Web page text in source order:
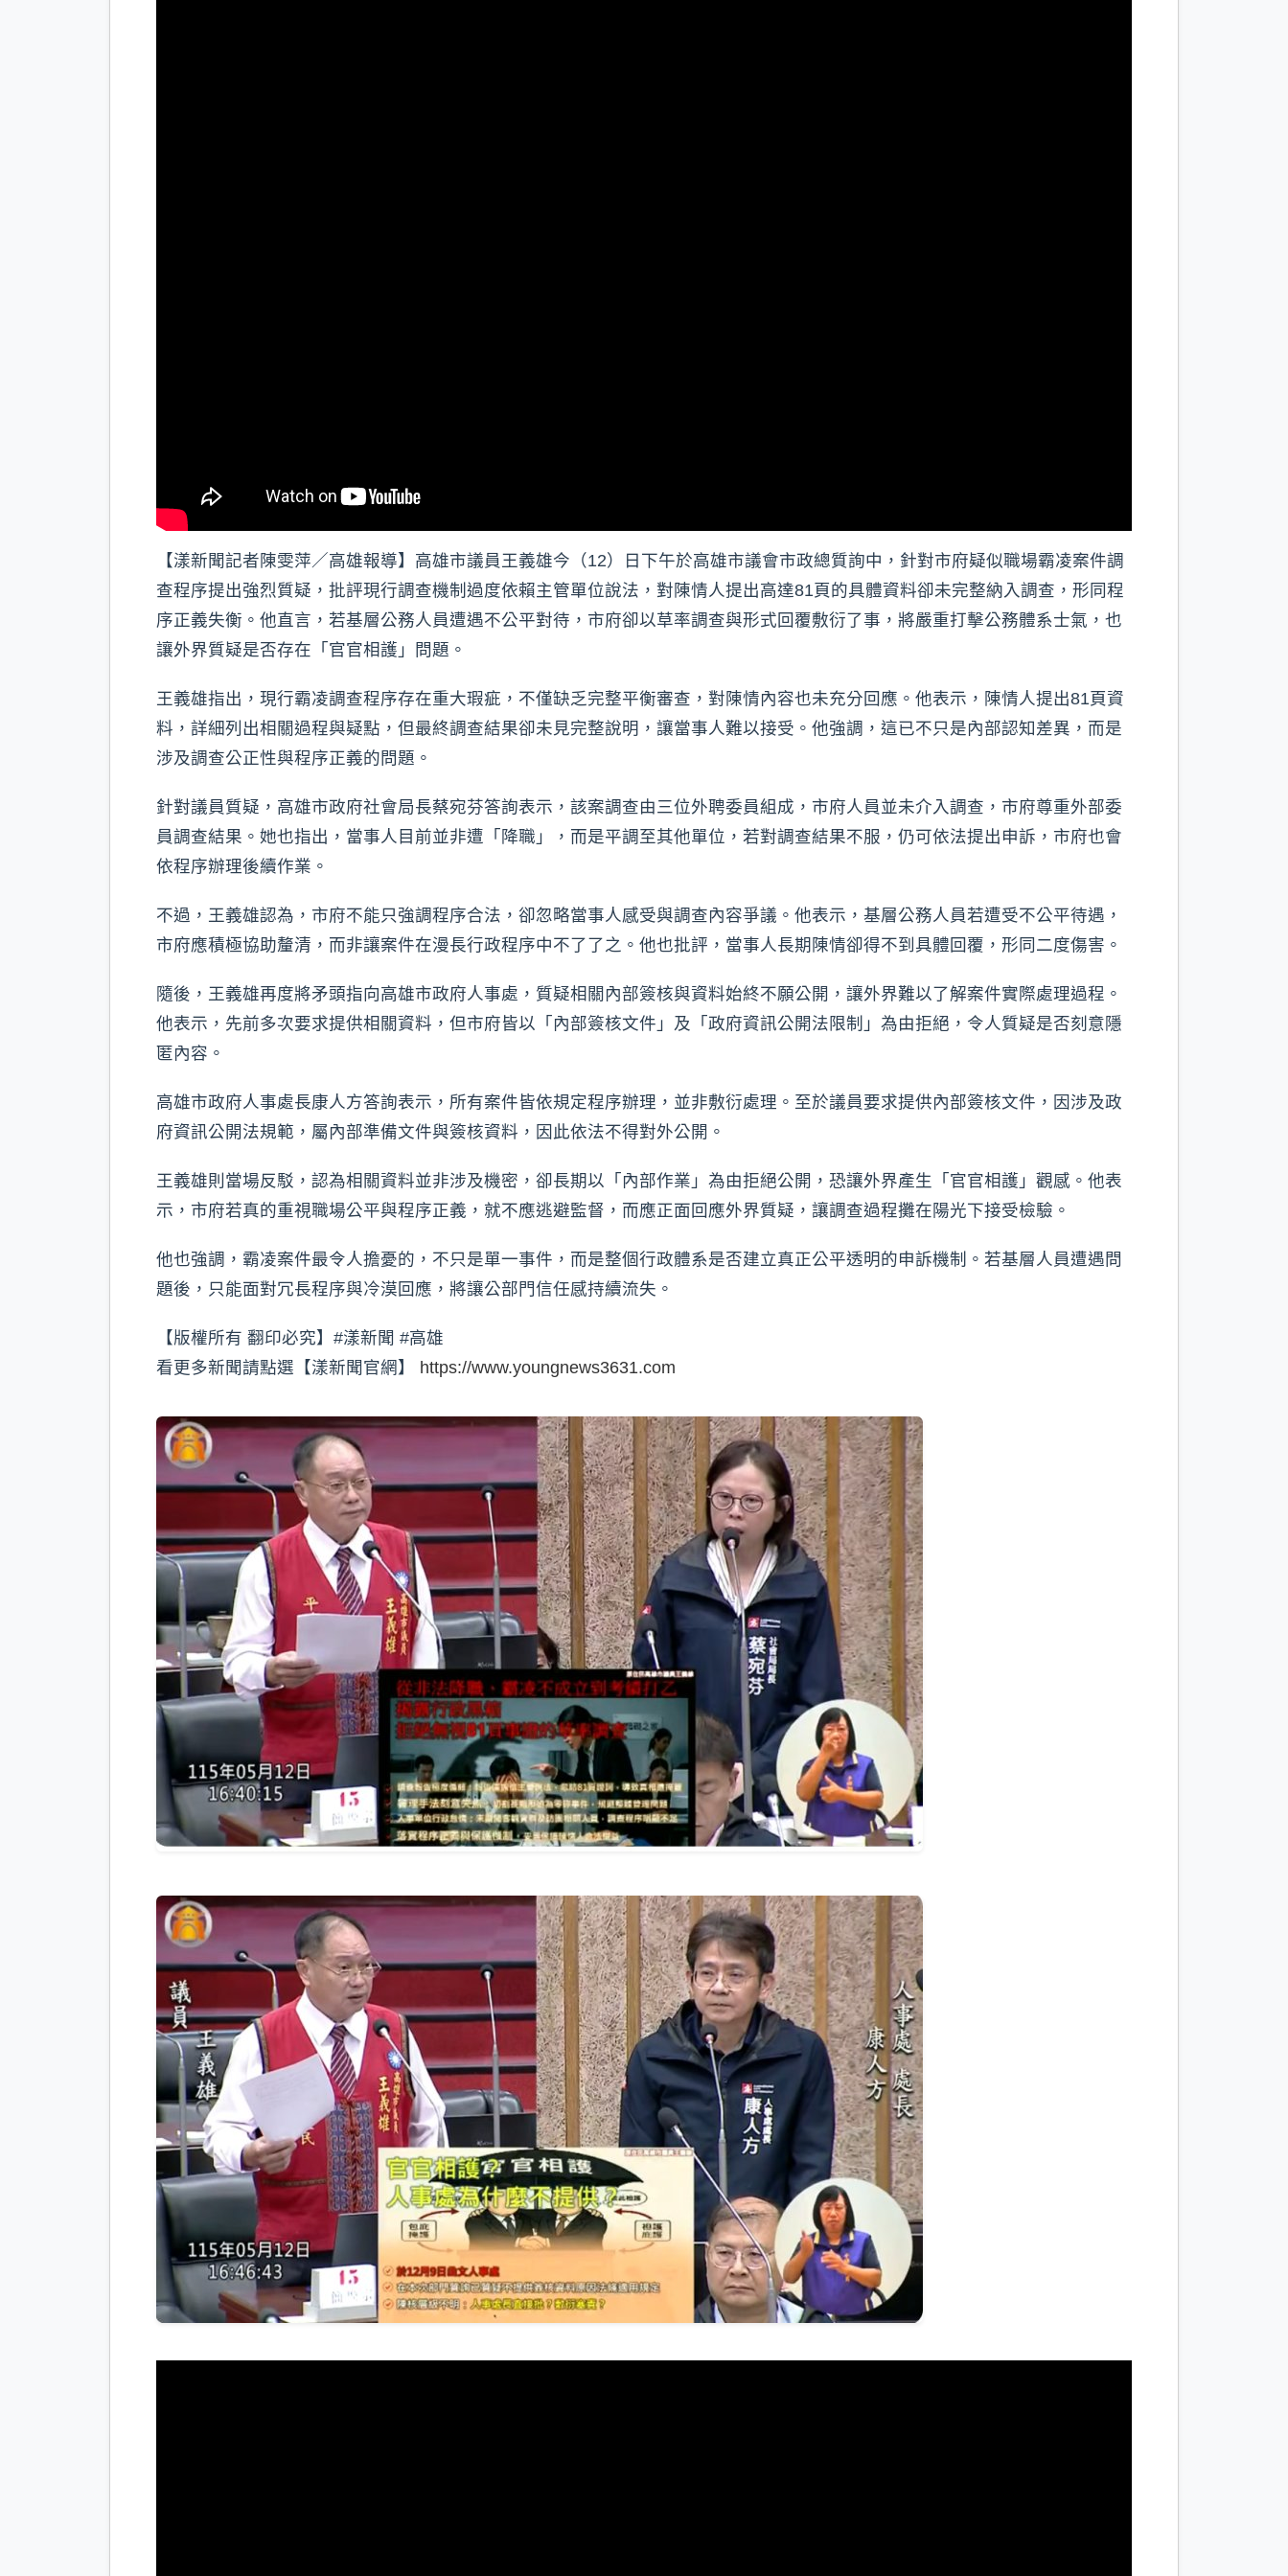
【漾新聞記者陳雯萍／高雄報導】高雄市議員王義雄今（12）日下午於高雄市議會市政總質詢中，針對市府疑似職場霸凌案件調
查程序提出強烈質疑，批評現行調查機制過度依賴主管單位說法，對陳情人提出高達81頁的具體資料卻未完整納入調查，形同程
序正義失衡。他直言，若基層公務人員遭遇不公平對待，市府卻以草率調查與形式回覆敷衍了事，將嚴重打擊公務體系士氣，也
讓外界質疑是否存在「官官相護」問題。
王義雄指出，現行霸凌調查程序存在重大瑕疵，不僅缺乏完整平衡審查，對陳情內容也未充分回應。他表示，陳情人提出81頁資
料，詳細列出相關過程與疑點，但最終調查結果卻未見完整說明，讓當事人難以接受。他強調，這已不只是內部認知差異，而是
涉及調查公正性與程序正義的問題。
針對議員質疑，高雄市政府社會局長蔡宛芬答詢表示，該案調查由三位外聘委員組成，市府人員並未介入調查，市府尊重外部委
員調查結果。她也指出，當事人目前並非遭「降職」，而是平調至其他單位，若對調查結果不服，仍可依法提出申訴，市府也會
依程序辦理後續作業。
不過，王義雄認為，市府不能只強調程序合法，卻忽略當事人感受與調查內容爭議。他表示，基層公務人員若遭受不公平待遇，
市府應積極協助釐清，而非讓案件在漫長行政程序中不了了之。他也批評，當事人長期陳情卻得不到具體回覆，形同二度傷害。
隨後，王義雄再度將矛頭指向高雄市政府人事處，質疑相關內部簽核與資料始終不願公開，讓外界難以了解案件實際處理過程。
他表示，先前多次要求提供相關資料，但市府皆以「內部簽核文件」及「政府資訊公開法限制」為由拒絕，令人質疑是否刻意隱
匿內容。
高雄市政府人事處長康人方答詢表示，所有案件皆依規定程序辦理，並非敷衍處理。至於議員要求提供內部簽核文件，因涉及政
府資訊公開法規範，屬內部準備文件與簽核資料，因此依法不得對外公開。
王義雄則當場反駁，認為相關資料並非涉及機密，卻長期以「內部作業」為由拒絕公開，恐讓外界產生「官官相護」觀感。他表
示，市府若真的重視職場公平與程序正義，就不應逃避監督，而應正面回應外界質疑，讓調查過程攤在陽光下接受檢驗。
他也強調，霸凌案件最令人擔憂的，不只是單一事件，而是整個行政體系是否建立真正公平透明的申訴機制。若基層人員遭遇問
題後，只能面對冗長程序與冷漠回應，將讓公部門信任感持續流失。
【版權所有 翻印必究】#漾新聞 #高雄
看更多新聞請點選【漾新聞官網】 https://www.youngnews3631.com